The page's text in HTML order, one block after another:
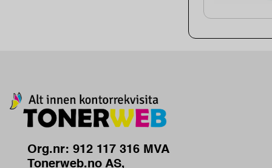
Org.nr: 912 117 316 MVA
Tonerweb.no AS,